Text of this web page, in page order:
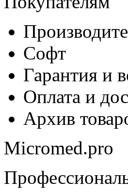
Софт
Гарантия и
Оплата и
Архив
Micromed.pro